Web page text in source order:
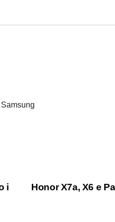
Honor X7a, X6 e
i